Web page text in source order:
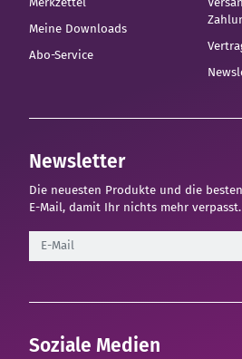
Meine Downloads
Abo-Service
Newsletter
Die neuesten Produkte und die
E-Mail, damit Ihr nichts mehr verpasst.
Newsletter
Soziale Medien